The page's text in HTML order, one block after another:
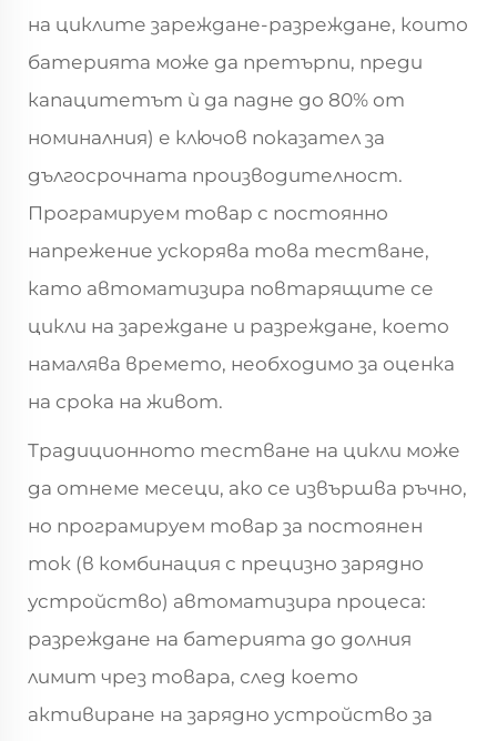
на циклите зареждане-разреждане, които
батерията може да претърпи, преди
капацитетът ѝ да падне до 80% от
номиналния) е ключов показател за
дългосрочната производителност.
Програмируем товар с постоянно
напрежение ускорява това тестване,
като автоматизира повтарящите се
цикли на зареждане и разреждане, което
намалява времето, необходимо за оценка
на срока на живот.
Традиционното тестване на цикли може
да отнеме месеци, ако се извършва ръчно,
но програмируем товар за постоянен
ток (в комбинация с прецизно зарядно
устройство) автоматизира процеса:
разреждане на батерията до долния
лимит чрез товара, след което
активиране на зарядно устройство за